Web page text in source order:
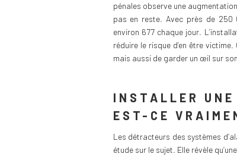
pénales observe une
pas en reste. Avec près de 250
environ 677 chaque jour.
réduire le risque d’en être
mais aussi de garder un œil sur
INSTALLER
EST-CE
Les détracteurs des systèmes
étude sur le sujet. Elle révèle